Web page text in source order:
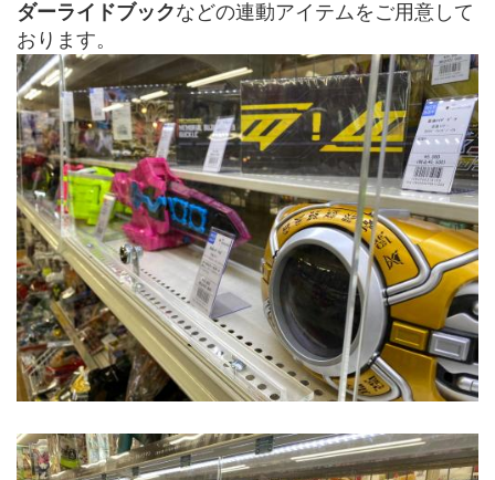
ダーライドブックなどの連動アイテムをご用意して
おります。